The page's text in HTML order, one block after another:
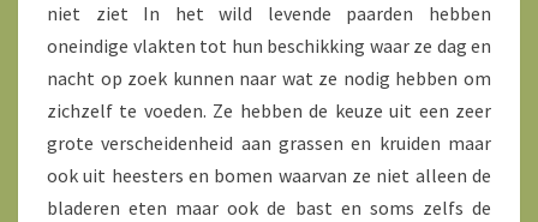
niet ziet In het wild levende paarden hebben
oneindige vlakten tot hun beschikking waar ze dag en
nacht op zoek kunnen naar wat ze nodig hebben om
zichzelf te voeden. Ze hebben de keuze uit een zeer
grote verscheidenheid aan grassen en kruiden maar
ook uit heesters en bomen waarvan ze niet alleen de
bladeren eten maar ook de bast en soms zelfs de